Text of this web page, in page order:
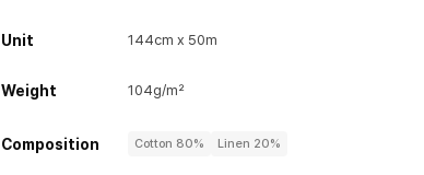
Unit 144cm x 50m
Weight 104g/m²
Composition Cotton 80% Linen 20%